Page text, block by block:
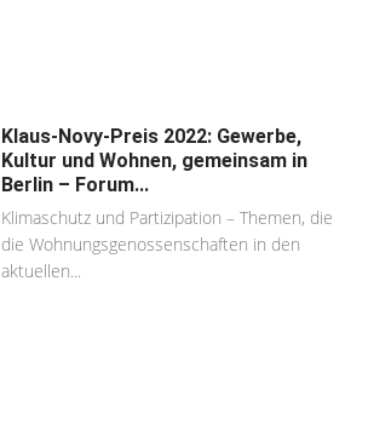
Klaus-Novy-Preis 2022: Gewerbe,
Kultur und Wohnen, gemeinsam in
Berlin – Forum...
Klimaschutz und Partizipation – Themen, die
die Wohnungsgenossenschaften in den
aktuellen...